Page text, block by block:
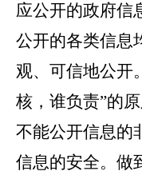
应公开的政府信
公开的各类信息
观、可信地公开
核，谁负责”的
不能公开信息的
信息的安全。做